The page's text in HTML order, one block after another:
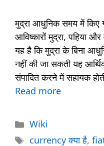
मुद्रा आधुनिक समय में किए
आविष्कारों मुद्रा, पहिया
यह है कि मुद्रा के बिना
नहीं की जा सकती यह
संपादित करने में सहायक
Read more
Categories
Wiki
Tags
currency क्या है,